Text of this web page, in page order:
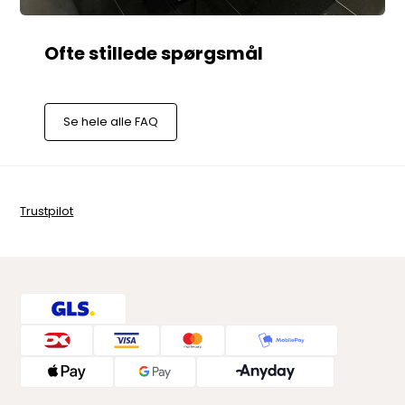
Se hele alle FAQ
Trustpilot